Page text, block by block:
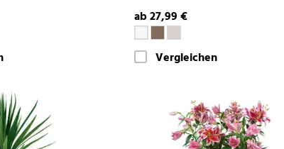
ab 27,99 €
Vergleichen